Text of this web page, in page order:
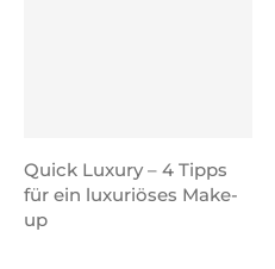
Quick Luxury – 4 Tipps
für ein luxuriöses Make-
up